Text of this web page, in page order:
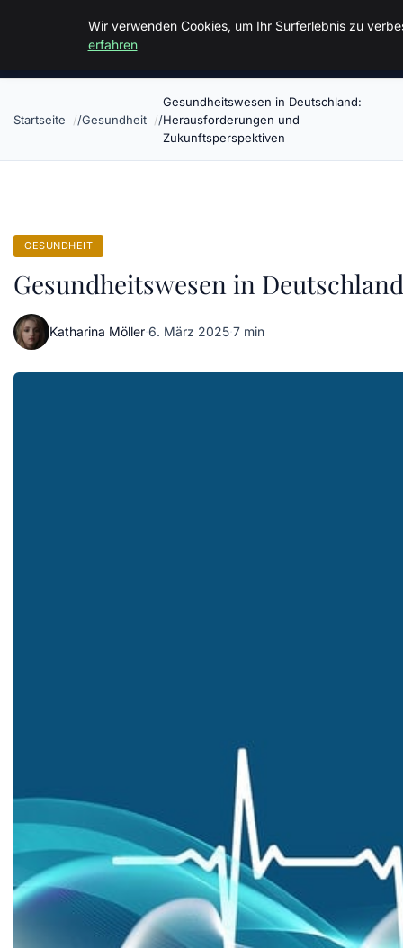
Malzminden
Startseite Gesundheit
Gesundheitswesen in Deutschland:
Herausforderungen und
Zukunftsperspektiven
GESUNDHEIT
Gesundheitswesen in
Katharina Möller·6. März 2025·7 min
Wir verwenden Cookies, um Ihr Surferlebnis zu
erfahren